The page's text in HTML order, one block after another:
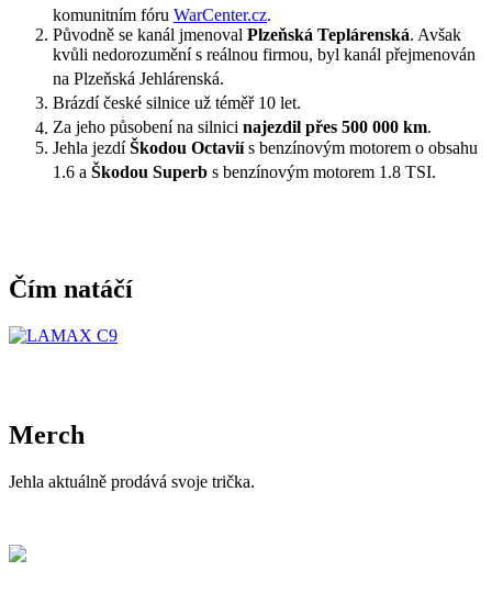
komunitním fóru WarCenter.cz.
Původně se kanál jmenoval Plzeňská Teplárenská. Avšak
kvůli nedorozumění s reálnou firmou, byl kanál přejmenován
na Plzeňská Jehlárenská.
Brázdí české silnice už téměř 10 let.
Za jeho působení na silnici najezdil přes 500 000 km.
Jehla jezdíŠkodou Octaviís benzínovým motorem o obsahu
1.6 a Škodou Superb s benzínovým motorem 1.8 TSI.
Čím natáčí
Merch
Jehla aktuálně prodává svoje trička.